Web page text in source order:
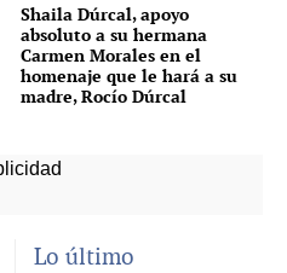
Shaila Dúrcal, apoyo
absoluto a su hermana
Carmen Morales en el
homenaje que le hará a su
madre, Rocío Dúrcal
Lo último